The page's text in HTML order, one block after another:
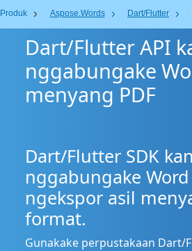
Produk Aspose.Words Dart/Flutter
Dart/Flutter API
nggabungake
menyang PDF
Dart/Flutter SDK
nggabungake
ngekspor asil
format.
Gunakake perpustakaan Dart/